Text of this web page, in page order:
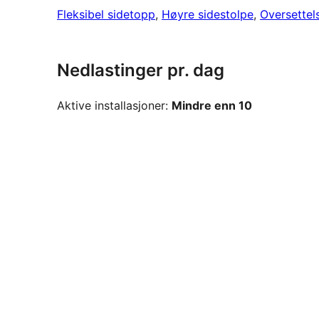
Fleksibel sidetopp, Høyre sidestolpe,
Nedlastinger pr. dag
Aktive installasjoner: Mindre enn 10